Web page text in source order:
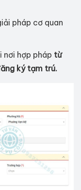
pháp cơ quan
nơi hợp pháp từ
ký tạm trú.